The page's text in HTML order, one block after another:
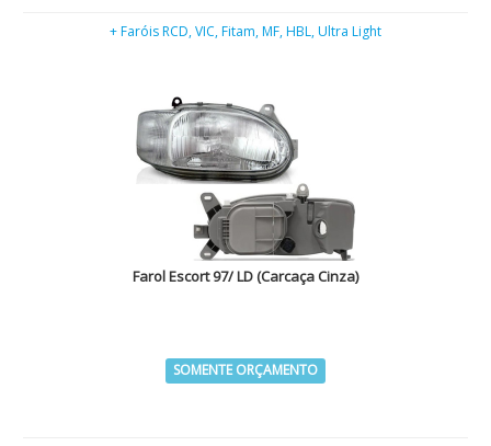
+ Faróis RCD, VIC, Fitam, MF, HBL, Ultra Light
Farol Escort 97/ LD (Carcaça Cinza)
SOMENTE ORÇAMENTO